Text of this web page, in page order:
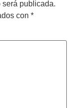
será publicada.
con *